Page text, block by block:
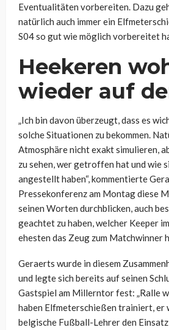
Eventualitäten vorbereiten. Dazu
natürlich auch immer ein
S04 so gut wie möglich vorbereitet
Heekeren
wieder auf
„Ich bin davon überzeugt, dass es
solche Situationen zu bekommen.
Atmosphäre nicht exakt simulieren,
zu sehen, wer getroffen hat und wie
angestellt haben“, kommentierte
Pressekonferenz am Montag diese
seinen Worten durchblicken, auch
geachtet zu haben, welcher Keeper
ehesten das Zeug zum Matchwinner
Geraerts wurde in diesem
und legte sich bereits auf seinen
Gastspiel am Millerntor fest: „Ralle
haben Elfmeterschießen trainiert, er
belgische Fußball-Lehrer den